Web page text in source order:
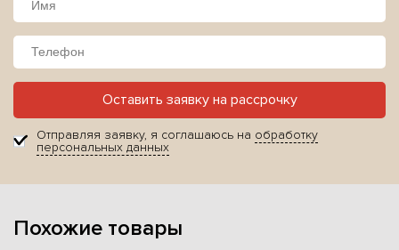
Оставить заявку на рассрочку
Отправляя заявку, я соглашаюсь на обработку
персональных данных
Похожие товары